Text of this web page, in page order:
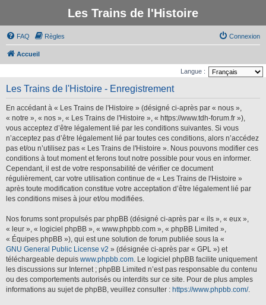
Les Trains de l'Histoire
FAQ Règles Connexion
Accueil
Langue :
Les Trains de l'Histoire - Enregistrement
En accédant à « Les Trains de l'Histoire » (désigné ci-après par « nous »,
« notre », « nos », « Les Trains de l'Histoire », « https://www.tdh-forum.fr »),
vous acceptez d’être légalement lié par les conditions suivantes. Si vous
n’acceptez pas d’être légalement lié par toutes ces conditions, alors n’accédez
pas et/ou n’utilisez pas « Les Trains de l'Histoire ». Nous pouvons modifier ces
conditions à tout moment et ferons tout notre possible pour vous en informer.
Cependant, il est de votre responsabilité de vérifier ce document
régulièrement, car votre utilisation continue de « Les Trains de l'Histoire »
après toute modification constitue votre acceptation d’être légalement lié par
les conditions mises à jour et/ou modifiées.
Nos forums sont propulsés par phpBB (désigné ci-après par « ils », « eux »,
« leur », « logiciel phpBB », « www.phpbb.com », « phpBB Limited »,
« Équipes phpBB »), qui est une solution de forum publiée sous la «
GNU General Public License v2 » (désignée ci-après par « GPL ») et
téléchargeable depuis www.phpbb.com. Le logiciel phpBB facilite uniquement
les discussions sur Internet ; phpBB Limited n’est pas responsable du contenu
ou des comportements autorisés ou interdits sur ce site. Pour de plus amples
informations au sujet de phpBB, veuillez consulter : https://www.phpbb.com/.